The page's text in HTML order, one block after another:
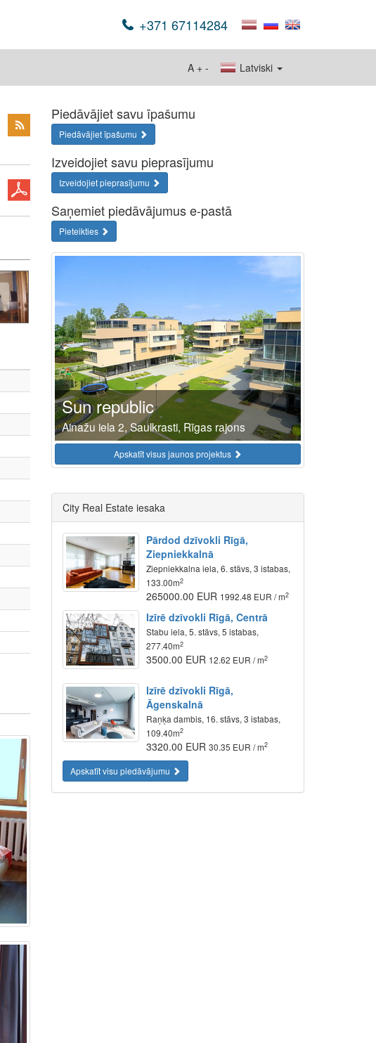
+371 67114284
Latviski
A + -
Piedāvājiet savu īpašumu
Piedāvājiet īpašumu
Izveidojiet savu pieprasījumu
Izveidojiet pieprasījumu
Saņemiet piedāvājumus e-pastā
Pieteikties
Sun republic
Ainažu iela 2, Saulkrasti, Rīgas rajons
Apskatīt visus jaunos projektus
City Real Estate iesaka
Pārdod dzīvokli Rīgā,
Ziepniekkalnā
Ziepniekkalna iela, 6. stāvs, 3 istabas,
133.00m2
265000.00 EUR 1992.48 EUR / m2
Izīrē dzīvokli Rīgā, Centrā
Stabu iela, 5. stāvs, 5 istabas,
277.40m2
3500.00 EUR 12.62 EUR / m2
Izīrē dzīvokli Rīgā,
Āgenskalnā
Raņķa dambis, 16. stāvs, 3 istabas,
109.40m2
3320.00 EUR30.35 EUR / m2
Apskatīt visu piedāvājumu